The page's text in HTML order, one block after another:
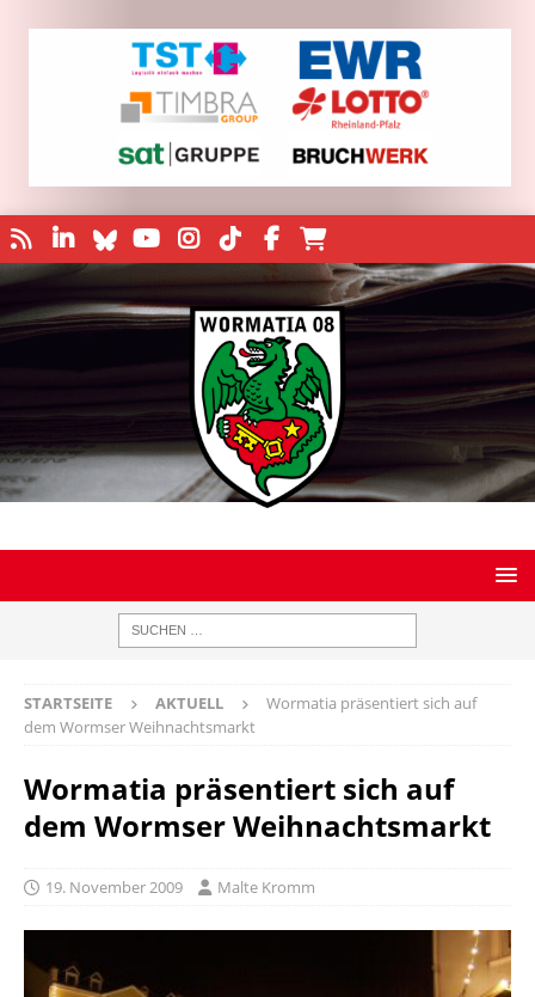
STARTSEITE AKTUELL
Wormatia präsentiert sich auf
dem Wormser Weihnachtsmarkt
Wormatia präsentiert sich auf
dem Wormser Weihnachtsmarkt
19. November 2009 Malte Kromm